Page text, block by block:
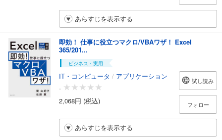
あらすじを表示する
即効！ 仕事に役立つマクロ/VBAワザ！ Excel
365/201...
ビジネス・実用
IT・コンピュータ / アプリケーション
-
2,068円 (税込)
試し読み
フォロー
あらすじを表示する